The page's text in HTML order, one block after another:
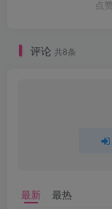
点赞
评论 共8条
最新 最热